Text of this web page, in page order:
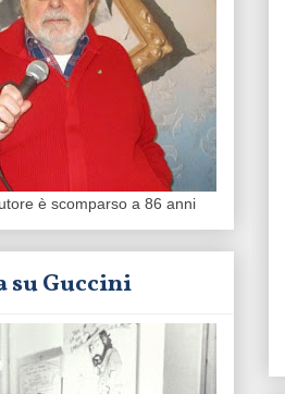
è scomparso a 86 anni
su Guccini